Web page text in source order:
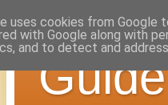
uses cookies from Google
with Google along with
and to detect and